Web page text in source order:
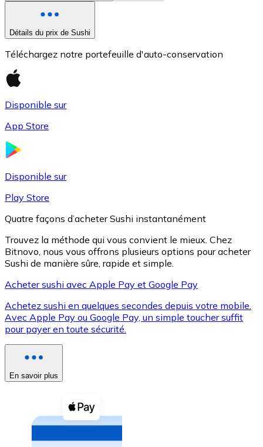
XRP
XRP
Voir toutes
Coupons crypto
Achetez des cryptomonnaies en espèces et d'autres
Acheter avec espèces
Détails du prix de Sushi
Téléchargez notre portefeuille d'auto-conservation
Disponible sur
App Store
Disponible sur
Play Store
Quatre façons d’acheter Sushi instantanément
Trouvez la méthode qui vous convient le mieux. Chez
Bitnovo, nous vous offrons plusieurs options pour acheter
Sushi de manière sûre, rapide et simple.
Acheter sushi avec Apple Pay et Google Pay
Achetez sushi en quelques secondes depuis votre mobile.
Avec Apple Pay ou Google Pay, un simple toucher suffit
pour payer en toute sécurité.
En savoir plus